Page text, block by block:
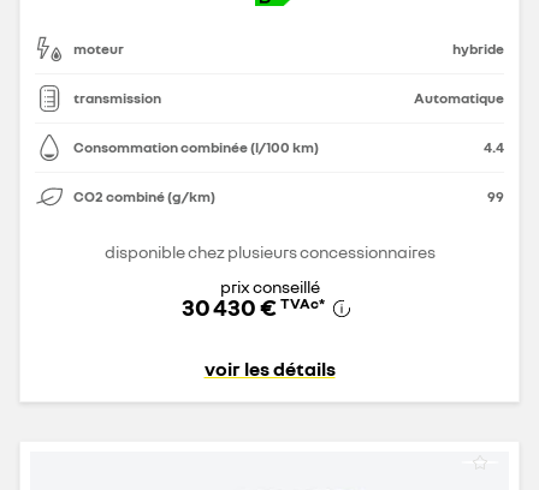
moteur hybride
transmission Automatique
Consommation combinée (l/100 km) 4.4
CO2 combiné (g/km) 99
disponible chez plusieurs concessionnaires
prix conseillé
30 430 € TVAc*
voir les détails